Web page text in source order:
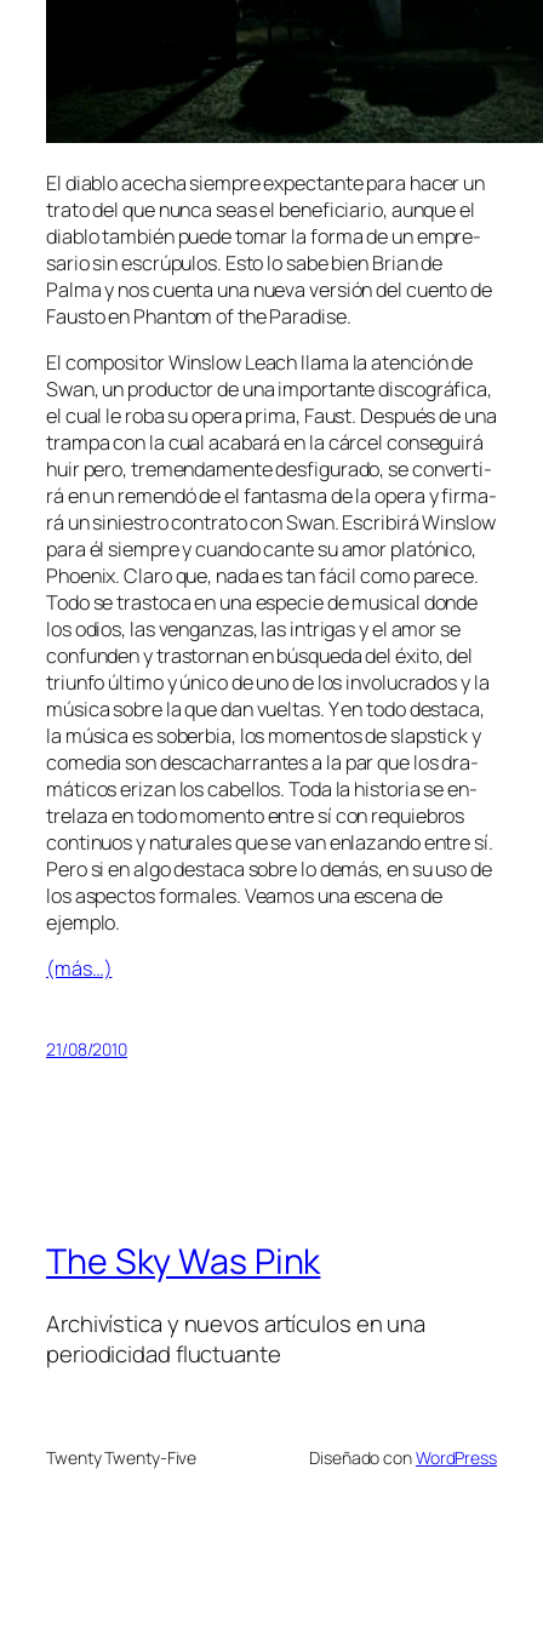
El dia­blo ace­cha siem­pre ex­pec­tan­te pa­ra ha­cer un
tra­to del que nun­ca seas el be­ne­fi­cia­rio, aun­que el
dia­blo tam­bién pue­de to­mar la for­ma de un em­pre­
sa­rio sin es­crú­pu­los. Esto lo sa­be bien Brian de
Palma y nos cuen­ta una nue­va ver­sión del cuen­to de
Fausto en Phantom of the Paradise.
El com­po­si­tor Winslow Leach lla­ma la aten­ción de
Swan, un pro­duc­tor de una im­por­tan­te dis­co­grá­fi­ca,
el cual le ro­ba su ope­ra pri­ma, Faust. Después de una
tram­pa con la cual aca­ba­rá en la cár­cel con­se­gui­rá
huir pe­ro, tre­men­da­men­te des­fi­gu­ra­do, se con­ver­ti­
rá en un re­men­dó de el fan­tas­ma de la ope­ra y fir­ma­
rá un si­nies­tro con­tra­to con Swan. Escribirá Winslow
pa­ra él siem­pre y cuan­do can­te su amor pla­tó­ni­co,
Phoenix. Claro que, na­da es tan fá­cil co­mo pa­re­ce.
Todo se tras­to­ca en una es­pe­cie de mu­si­cal don­de
los odios, las ven­gan­zas, las in­tri­gas y el amor se
con­fun­den y tras­tor­nan en bús­que­da del éxi­to, del
triun­fo úl­ti­mo y úni­co de uno de los in­vo­lu­cra­dos y la
mú­si­ca so­bre la que dan vuel­tas. Y en to­do des­ta­ca,
la mú­si­ca es so­ber­bia, los mo­men­tos de slaps­tick y
co­me­dia son des­ca­cha­rran­tes a la par que los dra­
má­ti­cos eri­zan los ca­be­llos. Toda la his­to­ria se en­
tre­la­za en to­do mo­men­to en­tre sí con re­quie­bros
con­ti­nuos y na­tu­ra­les que se van en­la­zan­do en­tre sí.
Pero si en al­go des­ta­ca so­bre lo de­más, en su uso de
los as­pec­tos for­ma­les. Veamos una es­ce­na de
ejemplo.
(más…)
21/08/2010
The Sky Was Pink
Archivística y nuevos artículos en una
periodicidad fluctuante
Twenty Twenty-Five Diseñado conWordPress